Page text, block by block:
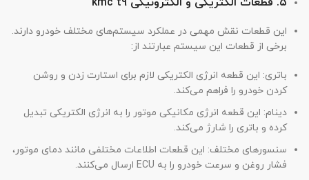
این قطعات نقش مهمی در عملکرد سیستم‌های مختلف خودرو دارند.
برخی از قطعات این سیستم عبارتند از:
باتری: این قطعه انرژی الکتریکی لازم برای استارت زدن و روشن
کردن خودرو را فراهم می‌کند.
دینام: این قطعه انرژی مکانیکی موتور را به انرژی الکتریکی تبدیل
کرده و باتری را شارژ می‌کند.
سنسورهای مختلف: این قطعات اطلاعات مختلفی مانند دمای موتور،
فشار روغن و سرعت خودرو را به ECU ارسال می‌کنند.